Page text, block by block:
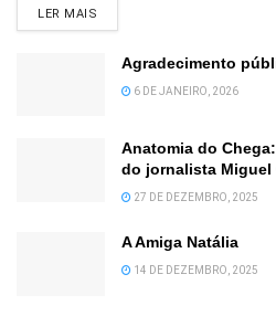
LER MAIS
Agradecimento
6 DE JANEIRO, 2026
Anatomia do
do jornalista Miguel
27 DE DEZEMBRO, 2025
A Amiga Natália
14 DE DEZEMBRO, 2025